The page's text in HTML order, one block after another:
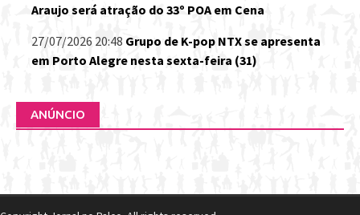
Araujo será atração do 33º POA em Cena
27/07/2026 20:48 Grupo de K-pop NTX se apresenta
em Porto Alegre nesta sexta-feira (31)
ANÚNCIO